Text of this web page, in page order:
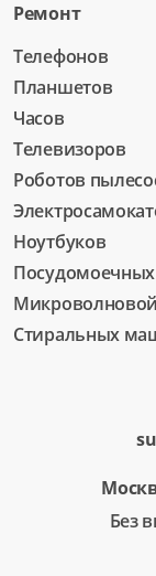
Ремонт
Телефонов
Планшетов
Часов
Телевизоров
Роботов
Ноутбуков
Стиральных
Без